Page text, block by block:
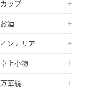
カップ
お酒
インテリア
卓上小物
万華鏡